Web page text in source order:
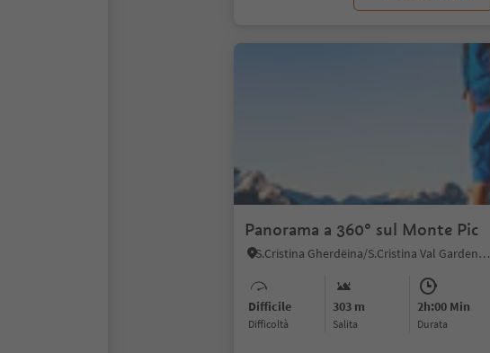
Panorama a 360° sul Monte Pic
S.Cristina Gherdëina/S.Cristina Val Gardena, Santa Cristina Val Gardena, Regione dolomitica Val Gardena
Difficile
Difficoltà
303 m
Salita
2h:00 Min
durata